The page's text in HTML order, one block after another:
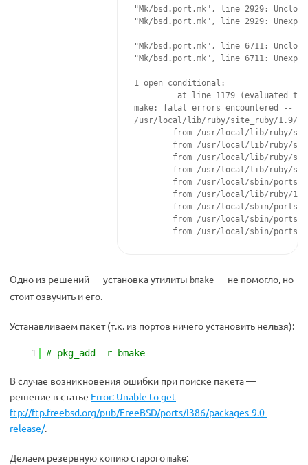
"Mk/bsd.port.mk", line 2929:
"Mk/bsd.port.mk", line 2929:
"Mk/bsd.port.mk", line 6711:
"Mk/bsd.port.mk", line 6711:
1 open conditional:
at line 1179 (evaluated to
make: fatal errors encountered --
/usr/local/lib/ruby/site_ruby/1.9/
from /usr/local/lib/ruby/
from /usr/local/lib/ruby/
from /usr/local/lib/ruby/
from /usr/local/lib/ruby/
from /usr/local/sbin/
from /usr/local/lib/ruby/
from /usr/local/sbin/
from /usr/local/sbin/
from /usr/local/sbin/
Одно из решений — установка утилиты bmake — не помогло, но
стоит озвучить и его.
Устанавливаем пакет (т.к. из портов ничего установить нельзя):
1 # pkg_add -r bmake
В случае возникновения ошибки при поиске пакета —
решение в статье Error: Unable to get
ftp://ftp.freebsd.org/pub/FreeBSD/ports/i386/packages-9.0-
release/.
Делаем резервную копию старого make: